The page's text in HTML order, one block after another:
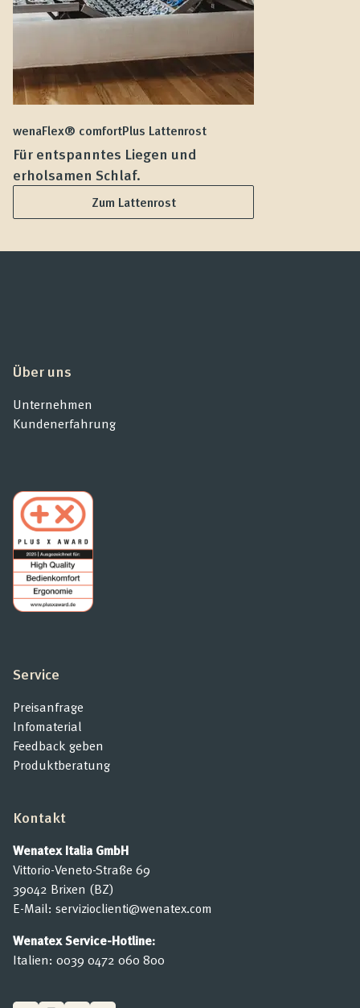
wenaFlex® comfortPlus Lattenrost
Für entspanntes Liegen und
erholsamen Schlaf.
Zum Lattenrost
Über uns
Unternehmen
Kundenerfahrung
Service
Preisanfrage
Infomaterial
Feedback geben
Produktberatung
Kontakt
Wenatex Italia GmbH
Vittorio-Veneto-Straße 69
39042 Brixen (BZ)
E-Mail: servizioclienti@wenatex.com
Wenatex Service-Hotline:
Italien: 0039 0472 060 800